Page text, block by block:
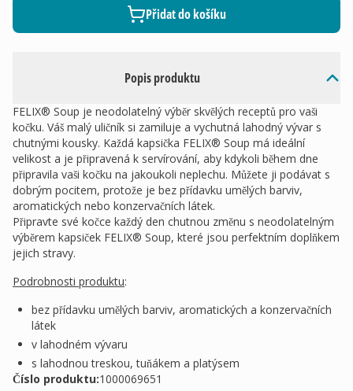
Popis produktu
FELIX® Soup je neodolatelný výběr skvělých receptů pro vaši
kočku. Váš malý uličník si zamiluje a vychutná lahodný vývar s
chutnými kousky. Každá kapsička FELIX® Soup má ideální
velikost a je připravená k servírování, aby kdykoli během dne
připravila vaši kočku na jakoukoli neplechu. Můžete ji podávat s
dobrým pocitem, protože je bez přídavku umělých barviv,
aromatických nebo konzervačních látek.
Připravte své kočce každý den chutnou změnu s neodolatelným
výběrem kapsiček FELIX® Soup, které jsou perfektním doplňkem
jejich stravy.
Podrobnosti produktu:
bez přídavku umělých barviv, aromatických a konzervačních
látek
v lahodném vývaru
s lahodnou treskou, tuňákem a platýsem
Číslo produktu:1000069651
Přidat do košíku